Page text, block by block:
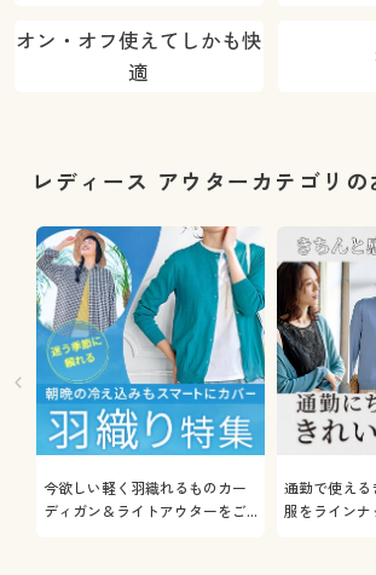
オン・オフ使えてしかも快
適
レディース アウターカテゴリの
今欲しい軽く羽織れるものカー
ディガン＆ライトアウターをご
通勤で使える
服をラインナ